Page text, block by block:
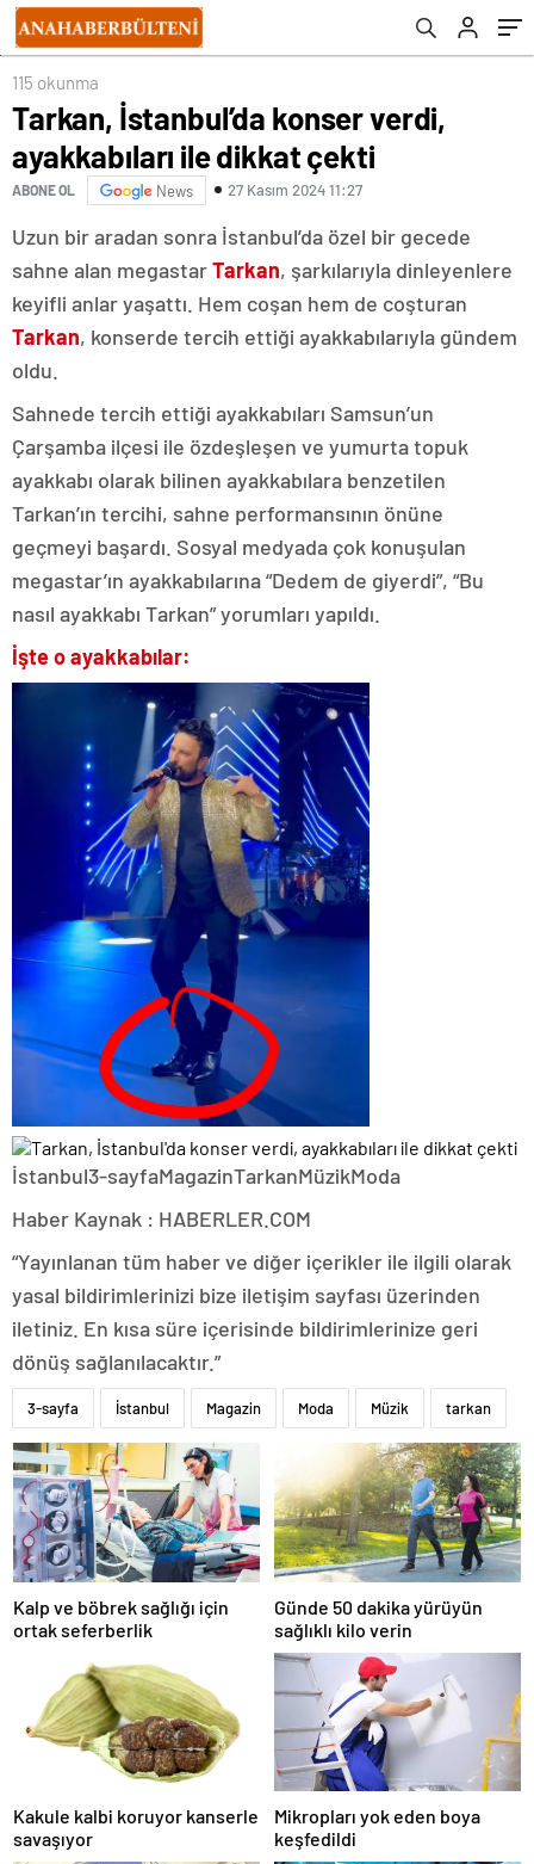
115 okunma
Tarkan, İstanbul’da konser verdi,
ayakkabıları ile dikkat çekti
ABONE OL News 27 Kasım 2024 11:27
Uzun bir aradan sonra İstanbul’da özel bir gecede
sahne alan megastarTarkan, şarkılarıyla dinleyenlere
keyifli anlar yaşattı. Hem coşan hem de coşturan
Tarkan, konserde tercih ettiği ayakkabılarıyla gündem
oldu.
Sahnede tercih ettiği ayakkabıları Samsun’un
Çarşamba ilçesi ile özdeşleşen ve yumurta topuk
ayakkabı olarak bilinen ayakkabılara benzetilen
Tarkan’ın tercihi, sahne performansının önüne
geçmeyi başardı. Sosyal medyada çok konuşulan
megastar’ın ayakkabılarına “Dedem de giyerdi”, “Bu
nasıl ayakkabı Tarkan” yorumları yapıldı.
İşte o ayakkabılar:
İstanbul3-sayfaMagazinTarkanMüzikModa
Haber Kaynak : HABERLER.COM
“Yayınlanan tüm haber ve diğer içerikler ile ilgili olarak
yasal bildirimlerinizi bize iletişim sayfası üzerinden
iletiniz. En kısa süre içerisinde bildirimlerinize geri
dönüş sağlanılacaktır.”
3-sayfa İstanbul Magazin Moda Müzik tarkan
Kalp ve böbrek sağlığı için
ortak seferberlik
Günde 50 dakika yürüyün
sağlıklı kilo verin
Kakule kalbi koruyor kanserle
savaşıyor
Mikropları yok eden boya
keşfedildi